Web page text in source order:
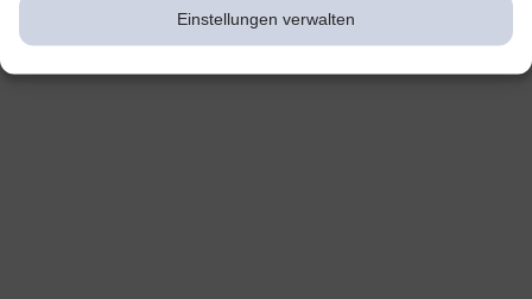
Einstellungen verwalten